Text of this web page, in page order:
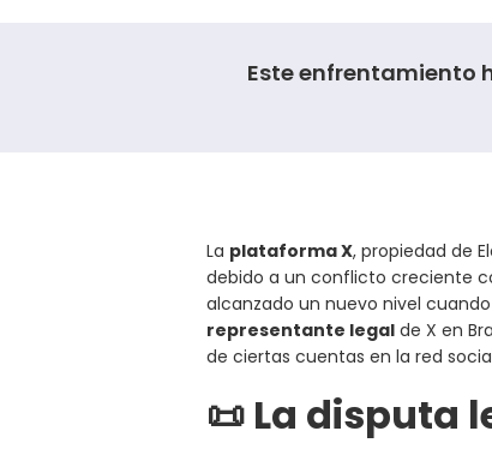
Este enfrentamiento
La plataforma X, propiedad de
debido a un conflicto creciente
alcanzado un nuevo nivel
representante legal de X en
de ciertas cuentas en la red
📜 La disputa